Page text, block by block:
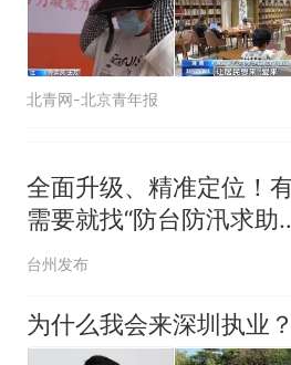
北青网-北京青年报
全面升级、精准定位！
需要就找“防台防汛求助
台”
台州发布
为什么我会来深圳执业？